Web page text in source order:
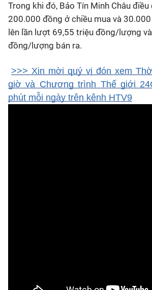
Trong khi đó, Bảo Tín Minh Châu điều
200.000 đồng ở chiều mua và
lên lần lượt 69,55 triệu đồng/lượng
đồng/lượng bán ra.
>>> Xin mời quý vị đón xem
giờ và Chương trình Thế giới
phút mỗi ngày trên kênh HTV9